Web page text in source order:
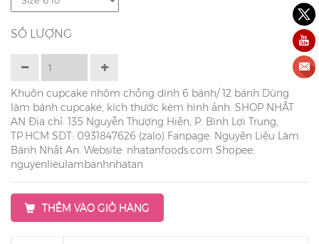
SỐ LƯỢNG
Khuôn cupcake nhôm chống dính 6 bánh/ 12 bánh Dùng
làm bánh cupcake, kích thước kèm hình ảnh. SHOP NHẤT
AN Địa chỉ: 135 Nguyễn Thượng Hiền, P. Bình Lợi Trung,
TP.HCM SDT: 0931847626 (zalo) Fanpage: Nguyên Liệu Làm
Bánh Nhất An. Website: nhatanfoods.com Shopee:
nguyenlieulambanhnhatan
THÊM VÀO GIỎ HÀNG